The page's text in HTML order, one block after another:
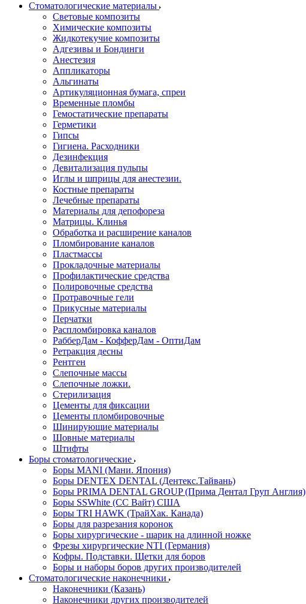
Стоматологические материалы
Световые композиты
Химические композиты
Жидкотекучие композиты
Адгезивы и Бондинги
Анестезия
Аппликаторы
Альгинаты
Артикуляционная бумага, спреи
Временные пломбы
Гемостатические препараты
Герметики
Гипсы
Гигиена. Расходники
Дезинфекция
Девитализация пульпы
Иглы и шприцы для анестезии.
Костные препараты
Лечебные препараты
Материалы для депофореза
Матрицы. Клинья
Обработка и расширение каналов
Пломбирование каналов
Пластмассы
Прокладочные материалы
Профилактические средства
Полировочные средства
Протравочные гели
Прикусные материалы
Перчатки
Распломбировка каналов
РабберДам - КофферДам - ОптиДам
Ретракция десны
Рентген
Слепочные массы
Слепочные ложки.
Стерилизация
Цементы для фиксации
Цементы пломбировочные
Шинирующие материалы
Шовные материалы
Штифты
Боры стоматологические
Боры MANI (Мани. Япония)
Боры DENTEX DENTAL (Дентекс.Тайвань)
Боры PRIMA DENTAL GROUP (Прима Дентал Груп Англия)
Боры SSWhite (СС Вайт) США
Боры TRI HAWK (ТрайХак. Канада)
Боры для разрезания коронок
Боры хирургические - шарик на длинной ножке
Фрезы хирургические NTI (Германия)
Кофры. Подставки. Щетки для боров
Боры и наборы боров других производителей
Стоматологические наконечники
Наконечники (Казань)
Наконечники других производителей